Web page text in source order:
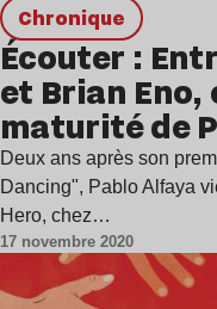
chronique
Écouter :
et Brian Eno,
maturité de
Deux ans après son
Dancing", Pablo Alfaya
Hero, chez…
17 novembre 2020